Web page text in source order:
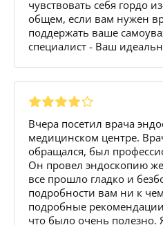
чувствовать себя гордо
общем, если вам нужен
поддержать ваше
специалист - Ваш
Вчера посетил врача
медицинском центре.
обращался, был
Он провел эндоскопию
все прошло гладко и
подробности вам ни к
подробные
что было очень полезно.